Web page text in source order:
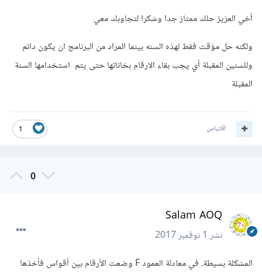
أخي العزيز حلك ممتاز جدا وشكرا لتجاوبك معي
ولكنه حل مؤقت فقط لهذه السنه بينما المراد من البرنامج ان يكون دائم
وللسنين المقبلة أي يجب بقاء الارقام بخاناتها حتى يتم استخدامها السنة
المقبلة
1 اقتباس
0
Salam AOQ
نشر1 نوفمبر 2017
المشكلة بسيطة. في معادلة العمود F وضعت الأرقام بين أقواس فأخذها